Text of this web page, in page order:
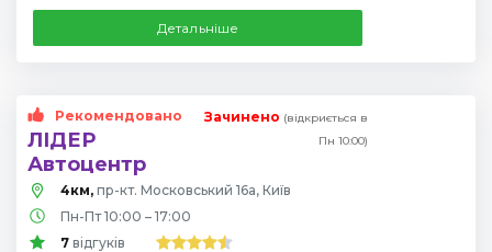
Детальніше
Рекомендовано
ЛІДЕР
Автоцентр
Зачинено (відкриється в
Пн 10:00)
4км, пр-кт. Московський 16а, Київ
Пн-Пт 10:00 – 17:00
7 відгуків